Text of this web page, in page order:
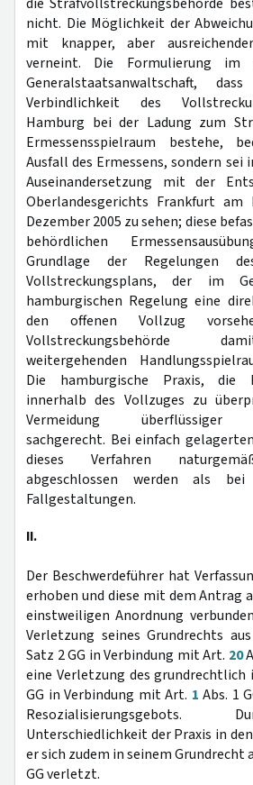
nicht. Die Möglichkeit der
mit knapper, aber
verneint. Die Formulierung im
Generalstaatsanwaltschaft,
Verbindlichkeit des
Hamburg bei der Ladung zum
Ermessensspielraum bestehe,
Ausfall des Ermessens, sondern sei
Auseinandersetzung mit der
Oberlandesgerichts Frankfurt am
Dezember 2005 zu sehen; diese
behördlichen
Grundlage der Regelungen
Vollstreckungsplans, der im
hamburgischen Regelung eine
den offenen Vollzug
Vollstreckungsbehörde
weitergehenden
Die hamburgische Praxis, die
innerhalb des Vollzuges zu
Vermeidung überflüssiger
sachgerecht. Bei einfach
dieses Verfahren
abgeschlossen werden als bei
Fallgestaltungen.
II.
Der Beschwerdeführer hat
erhoben und diese mit dem Antrag
einstweiligen Anordnung
Verletzung seines Grundrechts
Satz 2 GG in Verbindung mit Art. 20
eine Verletzung des grundrechtlich
GG in Verbindung mit Art. 1 Abs. 1
Unterschiedlichkeit der Praxis in
er sich zudem in seinem Grundrecht
GG verletzt.